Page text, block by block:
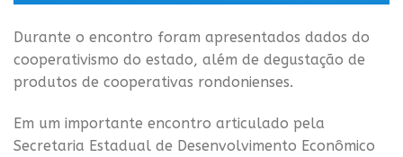
Durante o encontro foram apresentados dados do
cooperativismo do estado, além de degustação de
produtos de cooperativas rondonienses.
Em um importante encontro articulado pela
Secretaria Estadual de Desenvolvimento Econômico